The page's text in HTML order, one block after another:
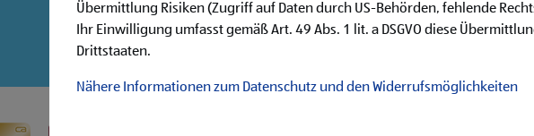
Jobsuche Jobalarm
Übermittlung Risiken (Zugriff auf Daten durch US-Behörden, fehlende
Ihr Einwilligung umfasst gemäß Art. 49 Abs. 1 lit. a DSGVO diese
Drittstaaten.
Nähere Informationen zum Datenschutz und den Widerrufsmöglichkeiten